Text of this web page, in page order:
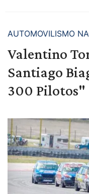
AUTOMOVILISMO
Valentino
Santiago
300 Pilotos"